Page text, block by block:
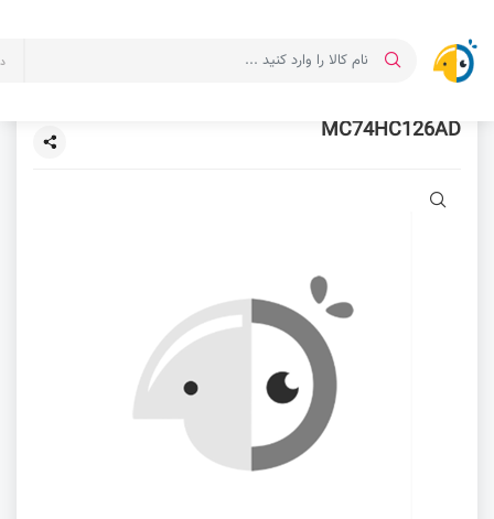
MC74HC126AD